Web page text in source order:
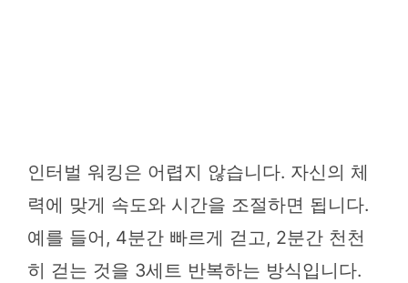
인터벌 워킹은 어렵지 않습니다. 자신의 체
력에 맞게 속도와 시간을 조절하면 됩니다.
예를 들어, 4분간 빠르게 걷고, 2분간 천천
히 걷는 것을 3세트 반복하는 방식입니다.